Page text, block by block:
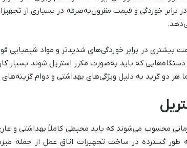
برابر خوردگی و قیمت مقرون‌به‌صرفه در بسیاری از
که باید به‌صورت مکرر استریل شوند بسیار
هر دو گرید به دلیل ویژگی‌های بهداشتی و دوام
محسوب می‌شوند که باید محیطی کاملاً بهداشتی و
طور گسترده در ساخت تجهیزات اتاق عمل از جمله